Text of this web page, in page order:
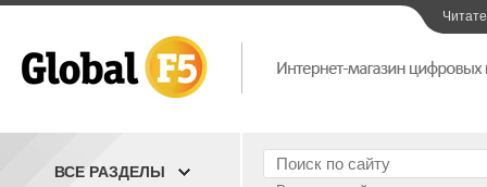
ВСЕ РАЗДЕЛЫ